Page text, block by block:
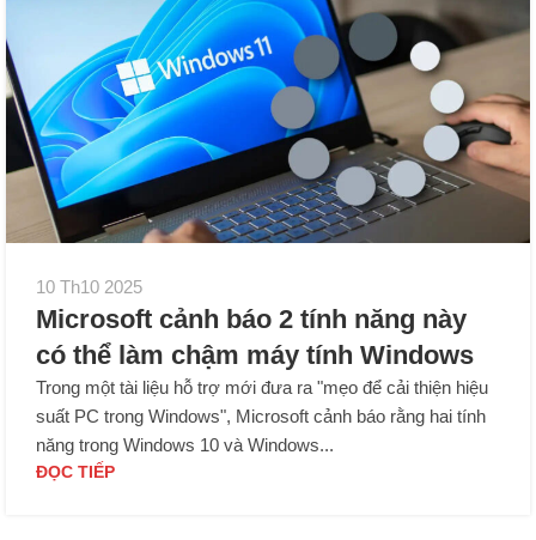
10 Th10 2025
Microsoft cảnh báo 2 tính năng này
có thể làm chậm máy tính Windows
Trong một tài liệu hỗ trợ mới đưa ra "mẹo để cải thiện hiệu
suất PC trong Windows", Microsoft cảnh báo rằng hai tính
năng trong Windows 10 và Windows...
ĐỌC TIẾP